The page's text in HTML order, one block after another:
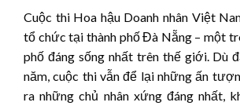
Cuộc thi Hoa hậu Doanh nhân Việt
tổ chức tại thành phố Đà Nẵng – một
phố đáng sống nhất trên thế giới. Dù
năm, cuộc thi vẫn để lại những ấn
ra những chủ nhân xứng đáng nhất,